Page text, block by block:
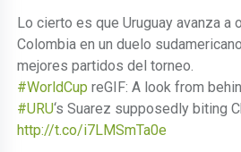
Lo cierto es que Uruguay avanza a
Colombia en un duelo
mejores partidos del torneo.
#WorldCup reGIF: A look from
#URU‘s Suarez supposedly biting
http://t.co/i7LMSmTa0e